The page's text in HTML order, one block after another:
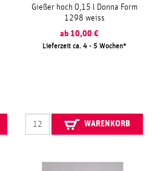
Gießer hoch 0,15 l Donna Form
1298 weiss
ab 10,00 €
Lieferzeit ca. 4 - 5 Wochen
WARENKORB